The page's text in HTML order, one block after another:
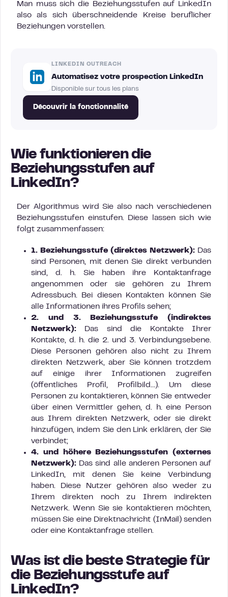
Man muss sich die Beziehungsstufen auf LinkedIn
also als sich überschneidende Kreise beruflicher
Beziehungen vorstellen.
LINKEDIN OUTREACH
Automatisez votre prospection LinkedIn
Disponible sur tous les plans
Découvrir la fonctionnalité
Wie funktionieren die
Beziehungsstufen auf
LinkedIn?
Der Algorithmus wird Sie also nach verschiedenen
Beziehungsstufen einstufen. Diese lassen sich wie
folgt zusammenfassen:
1. Beziehungsstufe (direktes Netzwerk): Das
sind Personen, mit denen Sie direkt verbunden
sind, d. h. Sie haben ihre Kontaktanfrage
angenommen oder sie gehören zu Ihrem
Adressbuch. Bei diesen Kontakten können Sie
alle Informationen ihres Profils sehen;
2. und 3. Beziehungsstufe (indirektes
Netzwerk): Das sind die Kontakte Ihrer
Kontakte, d. h. die 2. und 3. Verbindungsebene.
Diese Personen gehören also nicht zu Ihrem
direkten Netzwerk, aber Sie können trotzdem
auf einige ihrer Informationen zugreifen
(öffentliches Profil, Profilbild…). Um diese
Personen zu kontaktieren, können Sie entweder
über einen Vermittler gehen, d. h. eine Person
aus Ihrem direkten Netzwerk, oder sie direkt
hinzufügen, indem Sie den Link erklären, der Sie
verbindet;
4. und höhere Beziehungsstufen (externes
Netzwerk): Das sind alle anderen Personen auf
LinkedIn, mit denen Sie keine Verbindung
haben. Diese Nutzer gehören also weder zu
Ihrem direkten noch zu Ihrem indirekten
Netzwerk. Wenn Sie sie kontaktieren möchten,
müssen Sie eine Direktnachricht (InMail) senden
oder eine Kontaktanfrage stellen.
Was ist die beste Strategie für
die Beziehungsstufe auf
LinkedIn?